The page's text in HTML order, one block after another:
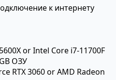
к интернету
or Intel Core i7-11700F
ОЗУ
RTX 3060 or AMD Radeon